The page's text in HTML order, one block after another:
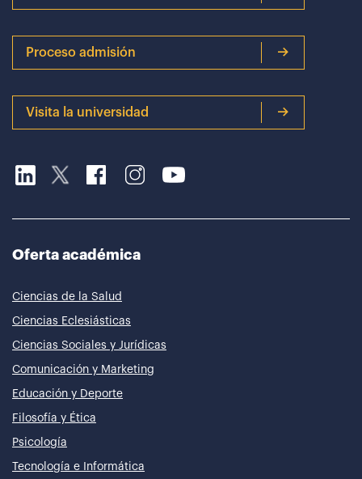
Proceso admisión
Visita la universidad
Oferta académica
Ciencias de la Salud
Ciencias Eclesiásticas
Ciencias Sociales y Jurídicas
Comunicación y Marketing
Educación y Deporte
Filosofía y Ética
Psicología
Tecnología e Informática